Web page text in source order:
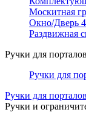
Москитная
Окно/Дверь
Раздвижная
Ручки для
Ручки для
Ручки для
Ручки и